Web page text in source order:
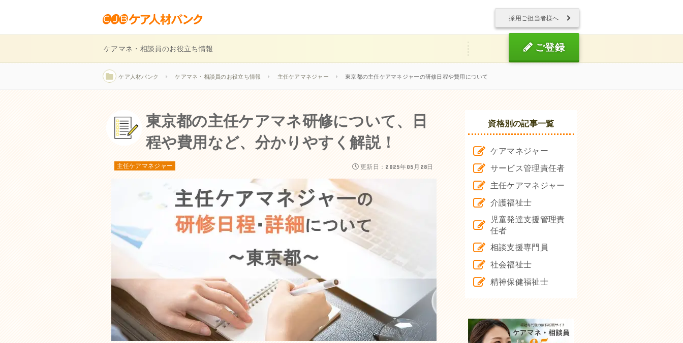
採用ご担当者様へ
ケアマネ・相談員のお役立ち情報 ご登録
ケア人材バンク ケアマネ・相談員のお役立ち情報 主任ケアマネジャー 東京都の主任ケアマネジャーの研修日程や費用について
東京都の主任ケアマネ研修について、日
程や費用など、分かりやすく解説！
主任ケアマネジャー 更新日：2025年05月28日
資格別の記事一覧
ケアマネジャー
サービス管理責任者
主任ケアマネジャー
介護福祉士
児童発達支援管理責
任者
相談支援専門員
社会福祉士
精神保健福祉士